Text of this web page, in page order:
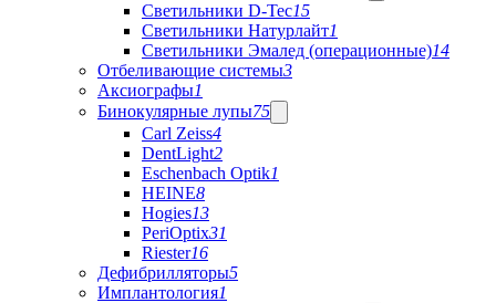
Светильники D-Tec15
Светильники Натурлайт1
Светильники Эмалед (операционные)14
Отбеливающие системы3
Аксиографы1
Бинокулярные лупы75
Carl Zeiss4
DentLight2
Eschenbach Optik1
HEINE8
Hogies13
PeriOptix31
Riester16
Дефибрилляторы5
Имплантология1